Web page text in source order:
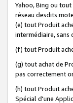
Yahoo, Bing ou
réseau desdits
(e) tout Produit
intermédiaire, sans
(f) tout Produit
(g) tout achat de
pas correctement
(h) tout Produit
Spécial d'une